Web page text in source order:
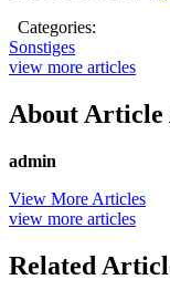
Categories:
Sonstiges
view more articles
About
admin
View More Articles
view more articles
Related